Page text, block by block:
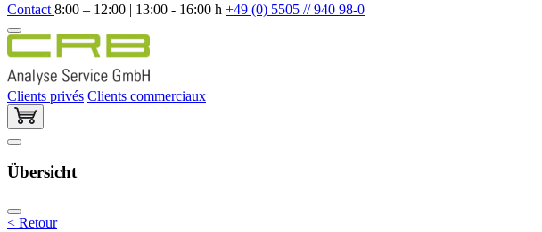
Contact 8:00 – 12:00 | 13:00 - 16:00 h +49 (0) 5505 // 940 98-0
Clients privés Clients commerciaux
Übersicht
< Retour